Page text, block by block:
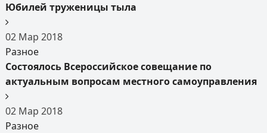
Юбилей труженицы тыла
02 Мар 2018
Разное
Состоялось Всероссийское совещание по
актуальным вопросам местного самоуправления
02 Мар 2018
Разное